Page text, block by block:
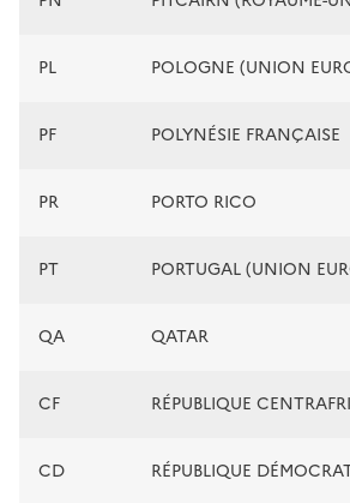
PL POLOGNE (UNION
PF POLYNÉSIE FRANÇAISE
PR PORTO RICO
PT PORTUGAL (UNION
QA QATAR
CF RÉPUBLIQUE
CD RÉPUBLIQUE